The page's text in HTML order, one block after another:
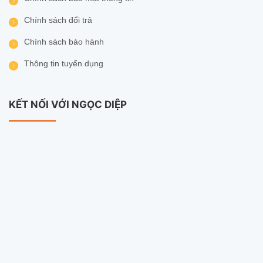
Hiển thị: 1×HDMI + 1×VGA (tối đa 4K) • Live view
1/4/8/9/10 khung
Âm thanh: đàm thoại 2 chiều (micro & loa tích
Chuẩn nén/Định dạng: H.265/H.264 • Sao lưu
MP4
Chính sách đổi trả
Chính sách bảo hành
Thông tin tuyển dụng
KẾT NỐI VỚI NGỌC DIỆP